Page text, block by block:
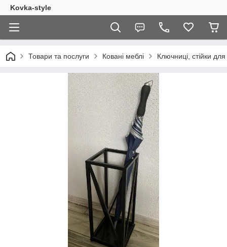
Kovka-style
Товари та послуги Ковані меблі Ключниці, стійки